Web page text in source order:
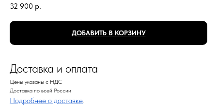
32 900 р.
ДОБАВИТЬ В КОРЗИНУ
Доставка и оплата
Цены указаны с НДС
Доставка по всей России
Подробнее о доставке.